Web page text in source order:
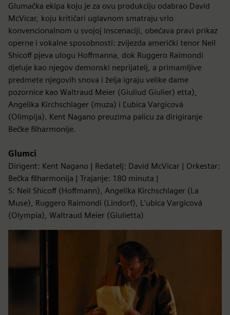
Glumačka ekipa koju je za ovu produkciju odabrao David
McVicar, koju kritičari uglavnom smatraju vrlo
konvencionalnom u svojoj inscenaciji, obećava pravi prikaz
operne i vokalne sposobnosti: zvijezda američki tenor Neil
Shicoff pjeva ulogu Hoffmanna, dok Ruggero Raimondi
djeluje kao njegov demonski neprijatelj, a primamljive
predmete njegovih snova i želja igraju velike dame
pozornice kao Waltraud Meier (Giuliud Giulier) etta),
Angelika Kirchschlager (muza) i Ľubica Vargicová
(Olimpija). Kent Nagano preuzima palicu za dirigiranje
Bečke filharmonije.
Glumci
Dirigent: Kent Nagano | Redatelj: David McVicar | Orkestar:
Bečka filharmonija | Trajanje: 180 minuta |
S: Neil Shicoff (Hoffmann), Angelika Kirchschlager (La
Muse), Ruggero Raimondi (Lindorf), L'ubica Vargicová
(Olympia), Waltraud Meier (Giulietta)